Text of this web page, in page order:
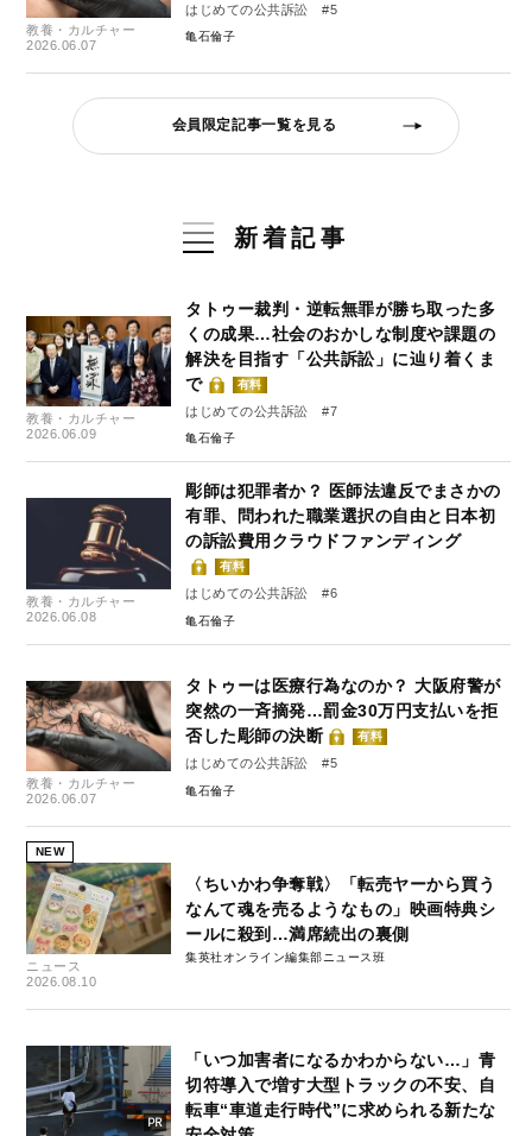
教養・カルチャー
2026.06.07
はじめての公共訴訟 #5
亀石倫子
会員限定記事一覧を見る
新着記事
教養・カルチャー
2026.06.09
タトゥー裁判・逆転無罪が勝ち取った多
くの成果…社会のおかしな制度や課題の
解決を目指す「公共訴訟」に辿り着くま
で
有料
はじめての公共訴訟 #7
亀石倫子
教養・カルチャー
2026.06.08
彫師は犯罪者か？ 医師法違反でまさかの
有罪、問われた職業選択の自由と日本初
の訴訟費用クラウドファンディング
有料
はじめての公共訴訟 #6
亀石倫子
教養・カルチャー
2026.06.07
タトゥーは医療行為なのか？ 大阪府警が
突然の一斉摘発…罰金30万円支払いを拒
否した彫師の決断
有料
はじめての公共訴訟 #5
亀石倫子
NEW
ニュース
2026.08.10
〈ちいかわ争奪戦〉「転売ヤーから買う
なんて魂を売るようなもの」映画特典シ
ールに殺到…満席続出の裏側
集英社オンライン編集部ニュース班
「いつ加害者になるかわからない…」青
切符導入で増す大型トラックの不安、自
転車“車道走行時代”に求められる新たな